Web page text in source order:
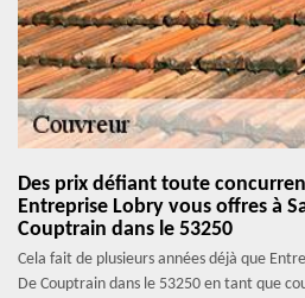
Des prix défiant toute
Entreprise Lobry vous offres à
Couptrain dans le 53250
Cela fait de plusieurs années déjà que
De Couptrain dans le 53250 en tant que